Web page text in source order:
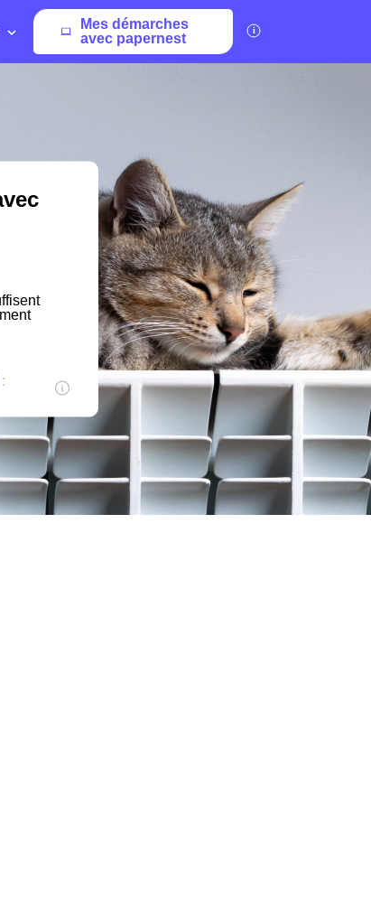
Mes démarches
avec papernest